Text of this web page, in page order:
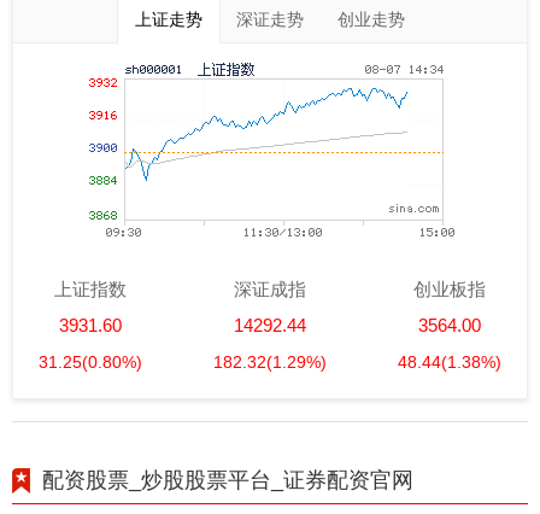
上证走势 深证走势 创业走势
上证指数
3931.60
31.25(0.80%)
深证成指
14292.44
182.32(1.29%)
创业板指
3564.00
48.44(1.38%)
配资股票_炒股股票平台_证券配资官网